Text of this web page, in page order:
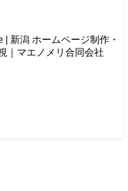
| 新潟 ホームページ制作・
｜マエノメリ合同会社